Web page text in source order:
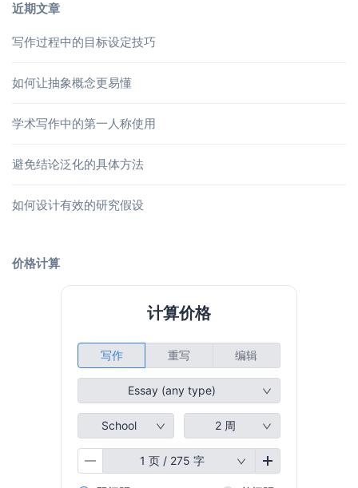
近期文章
写作过程中的目标设定技巧
如何让抽象概念更易懂
学术写作中的第一人称使用
避免结论泛化的具体方法
如何设计有效的研究假设
价格计算